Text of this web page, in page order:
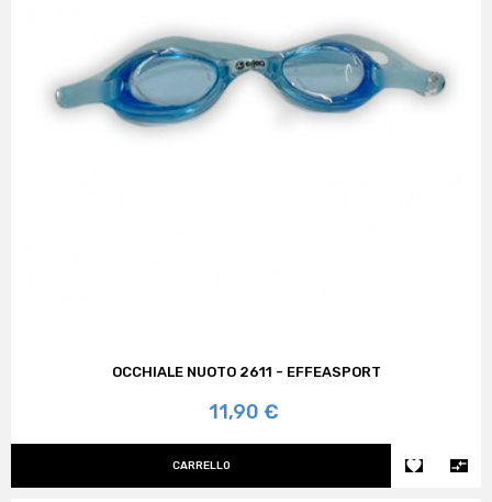
OCCHIALE NUOTO 2611 - EFFEASPORT
Prezzo
11,90 €
CARRELLO  